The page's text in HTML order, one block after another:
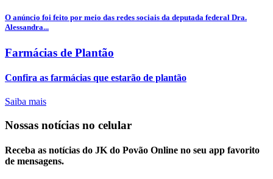
O anúncio foi feito por meio das redes sociais da deputada federal Dra.
Alessandra...
Farmácias de Plantão
Confira as farmácias que estarão de plantão
Saiba mais
Nossas notícias no celular
Receba as notícias do JK do Povão Online no seu app favorito
de mensagens.